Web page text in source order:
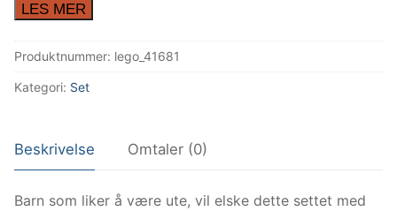
LES MER
Produktnummer: lego_41681
Kategori: Set
Beskrivelse Omtaler (0)
Barn som liker å være ute, vil elske dette settet med